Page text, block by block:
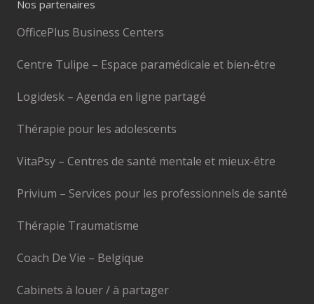
Nos partenaires
OfficePlus Business Centers
Centre Tulipe – Espace paramédicale et bien-être
Logidesk – Agenda en ligne partagé
Thérapie pour les adolescents
VitaPsy – Centres de santé mentale et mieux-être
Privium – Services pour les professionnels de santé
Thérapie Traumatisme
Coach De Vie – Belgique
Cabinets à louer / à partager